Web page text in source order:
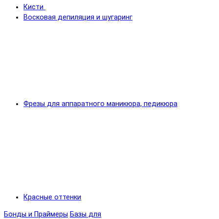
Кисти
Восковая депиляция и шугаринг
Фрезы для аппаратного маникюра, педикюра
Красные оттенки
Бонды и Праймеры Базы для